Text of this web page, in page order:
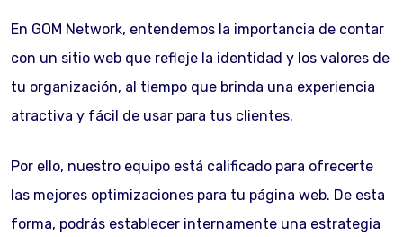
En GOM Network, entendemos la importancia de contar
con un sitio web que refleje la identidad y los valores de
tu organización, al tiempo que brinda una experiencia
atractiva y fácil de usar para tus clientes.
Por ello, nuestro equipo está calificado para ofrecerte
las mejores optimizaciones para tu página web. De esta
forma, podrás establecer internamente una estrategia